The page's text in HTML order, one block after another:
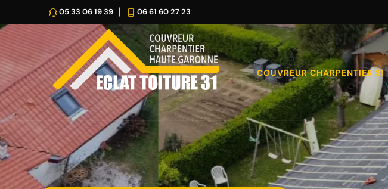
05 33 06 19 39 06 61 60 27 23
COUVREUR CHARPENTIER 31